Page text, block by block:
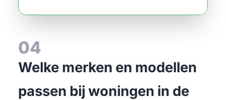
04
Welke merken en modellen
passen bij woningen in de